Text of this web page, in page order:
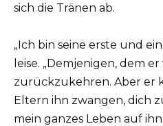
sich die Tränen ab.
„Ich bin seine erste und
leise. „Demjenigen, dem
zurückzukehren. Aber er
Eltern ihn zwangen, dich
mein ganzes Leben auf